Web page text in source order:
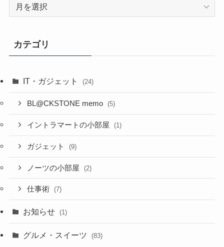
ブ
カテゴリ
IT・ガジェット (24)
BL@CKSTONE memo (5)
イントラマートの小部屋 (1)
ガジェット (9)
ノーツの小部屋 (2)
仕事術 (7)
お知らせ (1)
グルメ・スイーツ (83)